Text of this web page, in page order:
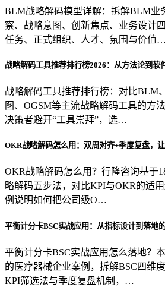
BLM战略解码模型详解：拆解BLM业
察、战略意图、创新焦点、业务设计
任务、正式组织、人才、氛围与价值…
战略解码工具推荐排行榜2026：从方法论到软
战略解码工具推荐排行榜：对比BLM
图、OGSM等主流战略解码工具的方
决策者避开“工具崇拜”，选…
OKR战略解码怎么用：双周对齐+季度复盘，
OKR战略解码怎么用？行隆咨询基于
略解码五步法，对比KPI与OKR的适
例说明如何把公司级O…
平衡计分卡BSC实战应用：从指标设计到落地
平衡计分卡BSC实战应用怎么落地？
的医疗器械企业案例，拆解BSC四维
KPI筛选法与季度复盘机制，…